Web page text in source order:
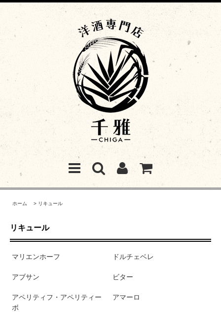
ホーム > リキュール
リキュール
マリエンホーフ ドルチェベレ
アブサン ビター
アペリティフ・アペリティー
ボ
アマーロ